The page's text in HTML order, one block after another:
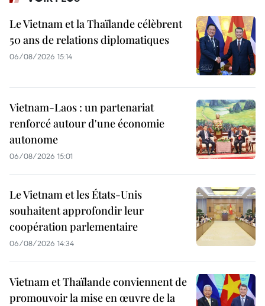
Le Vietnam et la Thaïlande célèbrent
50 ans de relations diplomatiques
06/08/2026 15:14
Vietnam-Laos : un partenariat
renforcé autour d'une économie
autonome
06/08/2026 15:01
Le Vietnam et les États-Unis
souhaitent approfondir leur
coopération parlementaire
06/08/2026 14:34
Vietnam et Thaïlande conviennent de
promouvoir la mise en œuvre de la